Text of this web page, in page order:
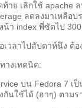
ท้าย เลิกใช้ apache
ลดลงมาเหลือ
น้า index พี่ซัดไป 300
เวลาไปสัปดาห์นึง ต้
างเทคนิค:
บน Fedora 7
กันใช้ได้ (ฮาๆ) ตาม